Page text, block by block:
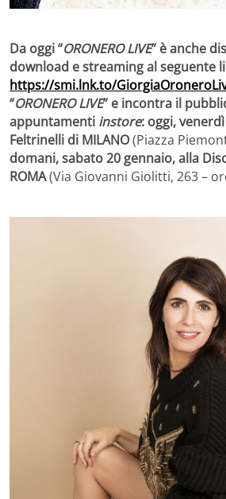
Da oggi “ORONERO LIVE” è anche
download e streaming al seguente
https://smi.lnk.to/
“ORONERO LIVE” e incontra il
appuntamenti instore: oggi,
Feltrinelli di MILANO(Piazza
domani, sabato 20 gennaio, alla
ROMA(Via Giovanni Giolitti, 263 –